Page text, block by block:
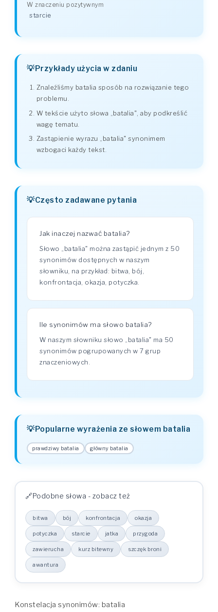
W znaczeniu pozytywnym
starcie
Przykłady użycia w zdaniu
Znaleźliśmy batalia sposób na rozwiązanie tego
problemu.
W tekście użyto słowa „batalia", aby podkreślić
wagę tematu.
Zastąpienie wyrazu „batalia" synonimem
wzbogaci każdy tekst.
Często zadawane pytania
Jak inaczej nazwać batalia?
Słowo „batalia" można zastąpić jednym z 50
synonimów dostępnych w naszym
słowniku, na przykład: bitwa, bój,
konfrontacja, okazja, potyczka.
Ile synonimów ma słowo batalia?
W naszym słowniku słowo „batalia" ma 50
synonimów pogrupowanych w 7 grup
znaczeniowych.
Popularne wyrażenia ze słowem batalia
prawdziwy batalia główny batalia
Podobne słowa - zobacz też
bitwa bój konfrontacja okazja
potyczka starcie jatka przygoda
zawierucha kurz bitewny szczęk broni
awantura
Konstelacja synonimów: batalia